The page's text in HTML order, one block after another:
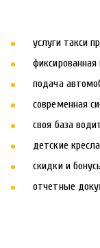
услуги такси
подача
современная
своя база
детские
скидки и
отчетные